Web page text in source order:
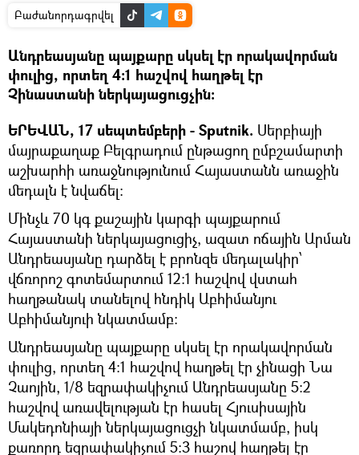
Բաժանորդագրվել
Անդրեասյանը պայքարը սկսել էր որակավորման
փուլից, որտեղ 4։1 հաշվով հաղթել էր
Չինաստանի ներկայացուցչին։
ԵՐԵՎԱՆ, 17 սեպտեմբերի - Sputnik. Սերբիայի
մայրաքաղաք Բելգրադում ընթացող ըմբշամարտի
աշխարհի առաջնությունում Հայաստանն առաջին
մեդալն է նվաճել։
Մինչև 70 կգ քաշային կարգի պայքարում
Հայաստանի ներկայացուցիչ, ազատ ոճային Արման
Անդրեասյանը դարձել է բրոնզե մեդալակիր՝
վճռորոշ գոտեմարտում 12:1 հաշվով վստահ
հաղթանակ տանելով հնդիկ Աբհիմանյու
Աբհիմանյուի նկատմամբ։
Անդրեասյանը պայքարը սկսել էր որակավորման
փուլից, որտեղ 4։1 հաշվով հաղթել էր չինացի Նա
Չաոյին, 1/8 եզրափակիչում Անդրեասյանը 5։2
հաշվով առավելության էր հասել Հյուսիսային
Մակեդոնիայի ներկայացուցչի նկատմամբ, իսկ
քառորդ եզրափակիչում 5։3 հաշով հաղթել էր